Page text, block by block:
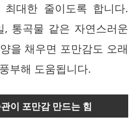
최대한 줄이도록 합니다.
, 통곡물 같은 자연스러운
을 채우면 포만감도 오래
부해 도움됩니다.
이 포만감 만드는 힘